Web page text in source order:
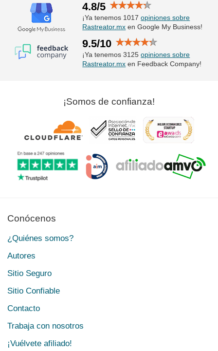
4.8/5
¡Ya tenemos 1017opiniones sobre
Rastreator.mx en Google My Business!
9.5/10
¡Ya tenemos 3125opiniones sobre
Rastreator.mx en Feedback Company!
¡Somos de confianza!
Conócenos
¿Quiénes somos?
Autores
Sitio Seguro
Sitio Confiable
Contacto
Trabaja con nosotros
¡Vuélvete afiliado!